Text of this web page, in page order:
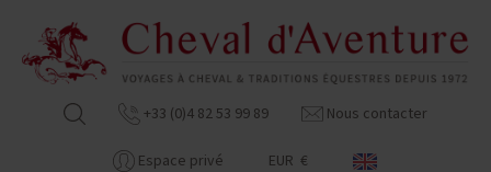
+33 (0)4 82 53 99 89 Nous contacter
Espace privé EUR €